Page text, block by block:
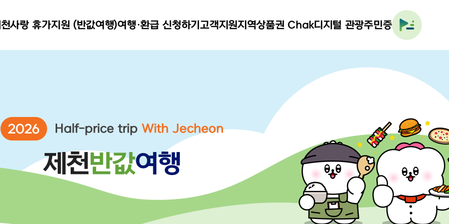
사랑 휴가지원 (반값여행)여행·환급 신청하기고객지원지역상품권 Chak디지털 관광주민증
전체
메뉴
열기